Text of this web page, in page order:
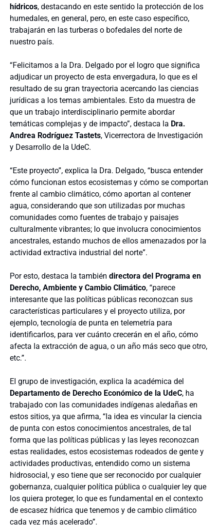
hídricos, destacando en este sentido la protección de los
humedales, en general, pero, en este caso específico,
trabajarán en las turberas o bofedales del norte de
nuestro país.
“Felicitamos a la Dra. Delgado por el logro que significa
adjudicar un proyecto de esta envergadura, lo que es el
resultado de su gran trayectoria acercando las ciencias
jurídicas a los temas ambientales. Esto da muestra de
que un trabajo interdisciplinario permite abordar
temáticas complejas y de impacto”, destaca la Dra.
Andrea Rodríguez Tastets, Vicerrectora de Investigación
y Desarrollo de la UdeC.
“Este proyecto”, explica la Dra. Delgado, “busca entender
cómo funcionan estos ecosistemas y cómo se comportan
frente al cambio climático, cómo aportan al contener
agua, considerando que son utilizadas por muchas
comunidades como fuentes de trabajo y paisajes
culturalmente vibrantes; lo que involucra conocimientos
ancestrales, estando muchos de ellos amenazados por la
actividad extractiva industrial del norte”.
Por esto, destaca la también directora del Programa en
Derecho, Ambiente y Cambio Climático, “parece
interesante que las políticas públicas reconozcan sus
características particulares y el proyecto utiliza, por
ejemplo, tecnología de punta en telemetría para
identificarlos, para ver cuánto crecerán en el año, cómo
afecta la extracción de agua, o un año más seco que otro,
etc.”.
El grupo de investigación, explica la académica del
Departamento de Derecho Económico de la UdeC, ha
trabajado con las comunidades indígenas aledañas en
estos sitios, ya que afirma, “la idea es vincular la ciencia
de punta con estos conocimientos ancestrales, de tal
forma que las políticas públicas y las leyes reconozcan
estas realidades, estos ecosistemas rodeados de gente y
actividades productivas, entendido como un sistema
hidrosocial, y eso tiene que ser reconocido por cualquier
gobernanza, cualquier política pública o cualquier ley que
los quiera proteger, lo que es fundamental en el contexto
de escasez hídrica que tenemos y de cambio climático
cada vez más acelerado”.